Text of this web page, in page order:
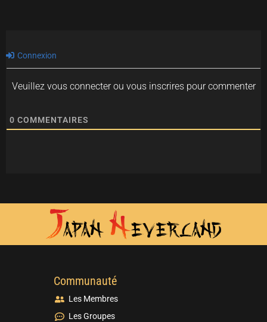
Connexion
Veuillez vous connecter ou vous inscrires pour commenter
0 COMMENTAIRES
Communauté
Les Membres
Les Groupes